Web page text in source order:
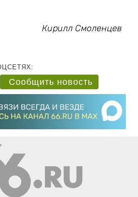
Кирилл Смоленцев
Сообщить новость